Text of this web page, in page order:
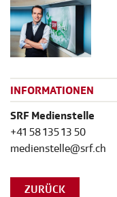
INFORMATIONEN
SRF Medienstelle
+41 58 135 13 50
medienstelle@srf.ch
ZURÜCK